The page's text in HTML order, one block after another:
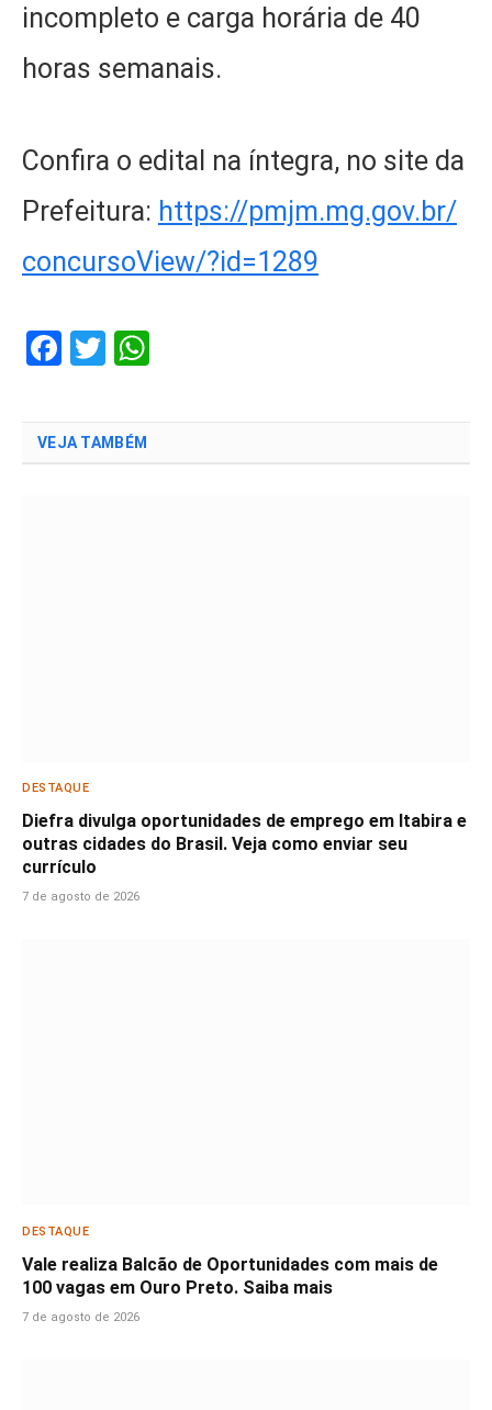
incompleto e carga horária de 40
horas semanais.
Confira o edital na íntegra, no site da
Prefeitura: https://pmjm.mg.gov.br/
concursoView/?id=1289
Facebook
Twitter
VEJA TAMBÉM
DESTAQUE
Diefra divulga oportunidades de emprego em Itabira e
outras cidades do Brasil. Veja como enviar seu
currículo
7 de agosto de 2026
DESTAQUE
Vale realiza Balcão de Oportunidades com mais de
100 vagas em Ouro Preto. Saiba mais
7 de agosto de 2026